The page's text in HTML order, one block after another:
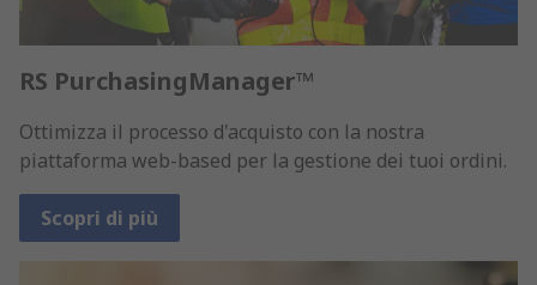
RS PurchasingManager™
Ottimizza il processo d'acquisto con la nostra
piattaforma web-based per la gestione dei tuoi ordini.
Scopri di più